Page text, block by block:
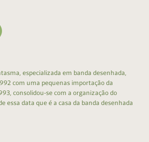
especializada em banda desenhada,
com uma pequenas importação da
consolidou-se com a organização do
essa data que é a casa da banda desenhada